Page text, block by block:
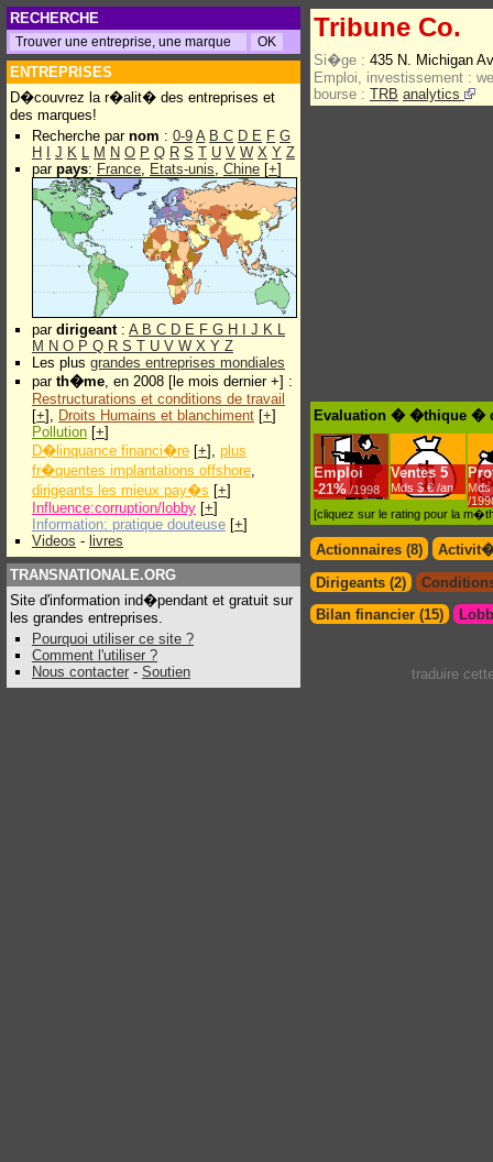
RECHERCHE
ENTREPRISES
D�couvrez la r�alit� des entreprises et
des marques!
Recherche par nom : 0-9 A B C D E F G
H
J K L M N O P Q R S T U V W X Y Z
par pays: France, Etats-unis, Chine [+]
par dirigeant: A B C D E F G H J K L
M N O P Q R S T U V W X Y Z
Les plus grandes entreprises mondiales
par th�me, en 2008 [le mois dernier +] :
Restructurations et conditions de travail
[+], Droits Humains et blanchiment [+]
Pollution [+]
D�linquance financi�re [+], plus
fr�quentes implantations offshore,
dirigeants les mieux pay�s [+]
Influence:corruption/lobby [+]
Information: pratique douteuse [+]
Videos - livres
TRANSNATIONALE.ORG
Site d'information ind�pendant et gratuit sur
les grandes entreprises.
Pourquoi utiliser ce site ?
Comment l'utiliser ?
Nous contacter - Soutien
Tribune Co.
Si�ge : 435 N. Michigan
Emploi, investissement :
bourse : TRB analytics
Evaluation � �thique �
Emploi
-21% /1998
Ventes 5
Mds $.€ /an
/
[cliquez sur le rating pour la
Actionnaires (8)
Dirigeants (2)
Bilan financier (15)
traduire